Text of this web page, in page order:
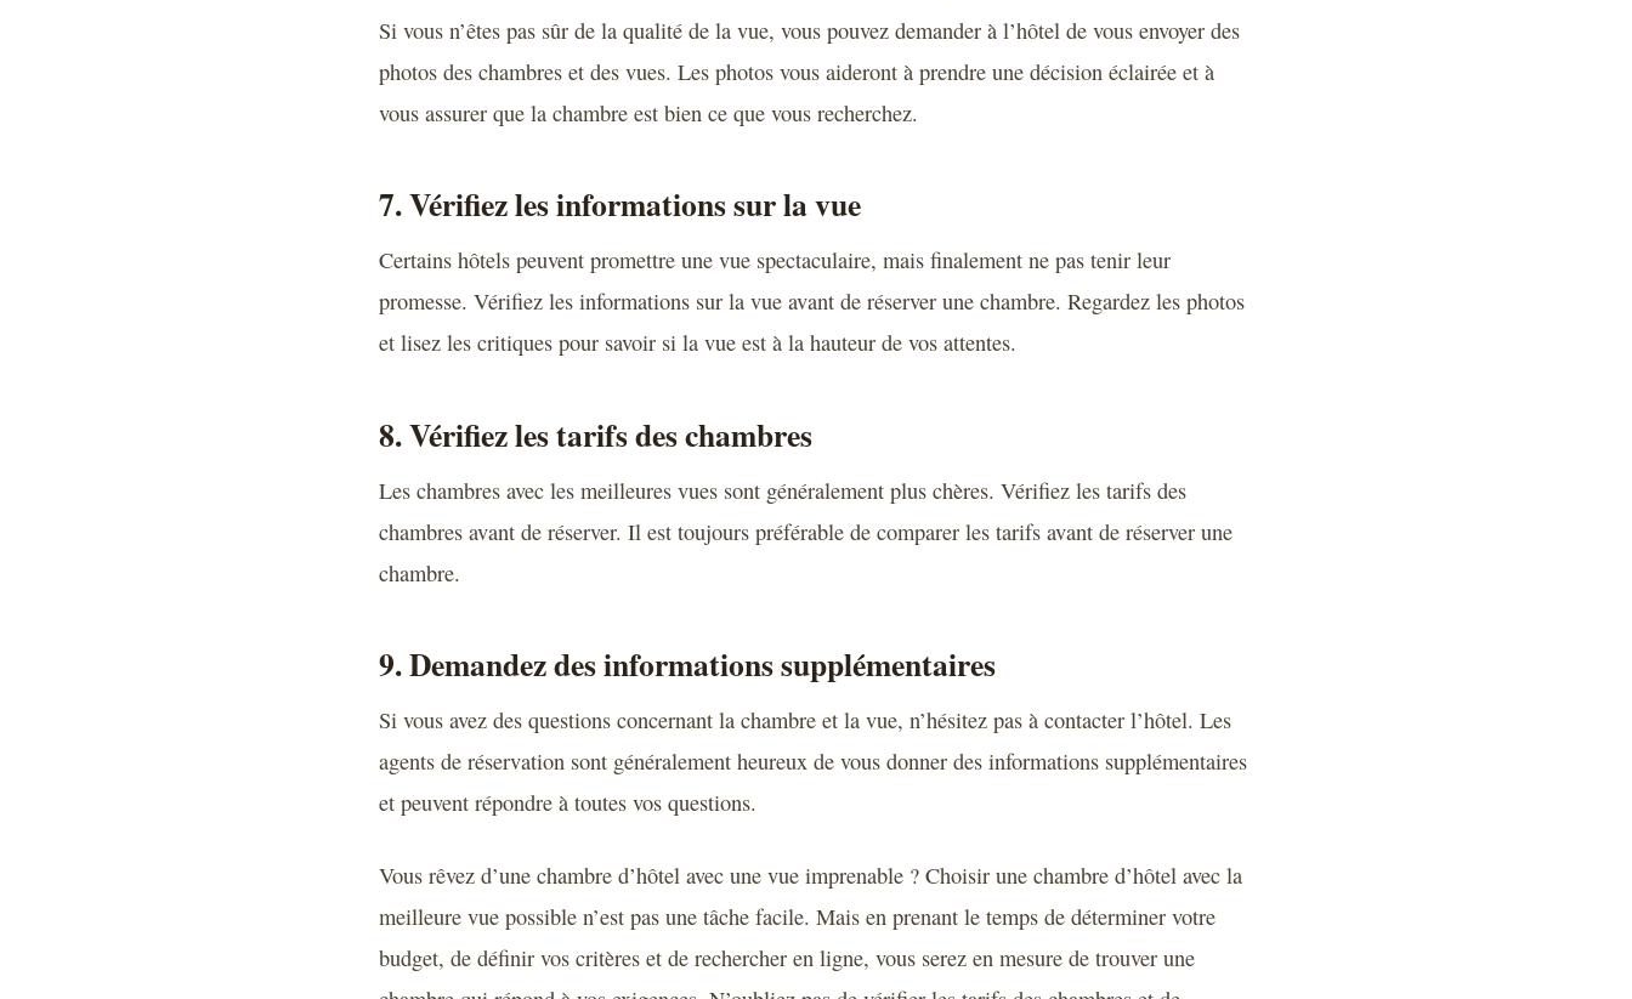
Si vous n’êtes pas sûr de la qualité de la vue, vous pouvez demander à l’hôtel de vous envoyer des
photos des chambres et des vues. Les photos vous aideront à prendre une décision éclairée et à
vous assurer que la chambre est bien ce que vous recherchez.
7. Vérifiez les informations sur la vue
Certains hôtels peuvent promettre une vue spectaculaire, mais finalement ne pas tenir leur
promesse. Vérifiez les informations sur la vue avant de réserver une chambre. Regardez les photos
et lisez les critiques pour savoir si la vue est à la hauteur de vos attentes.
8. Vérifiez les tarifs des chambres
Les chambres avec les meilleures vues sont généralement plus chères. Vérifiez les tarifs des
chambres avant de réserver. Il est toujours préférable de comparer les tarifs avant de réserver une
chambre.
9. Demandez des informations supplémentaires
Si vous avez des questions concernant la chambre et la vue, n’hésitez pas à contacter l’hôtel. Les
agents de réservation sont généralement heureux de vous donner des informations supplémentaires
et peuvent répondre à toutes vos questions.
Vous rêvez d’une chambre d’hôtel avec une vue imprenable ? Choisir une chambre d’hôtel avec la
meilleure vue possible n’est pas une tâche facile. Mais en prenant le temps de déterminer votre
budget, de définir vos critères et de rechercher en ligne, vous serez en mesure de trouver une